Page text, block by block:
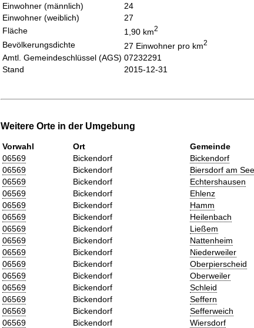
Einwohner (männlich)
24
Einwohner (weiblich)
27
Fläche
1,90 km2
Bevölkerungsdichte 27 Einwohner pro km2
Amtl. Gemeindeschlüssel (AGS) 07232291
Stand
2015-12-31
Weitere Orte in der Umgebung
Vorwahl Ort
Gemeinde
06569
Bickendorf
Bickendorf
06569
Bickendorf
Biersdorf am See
06569
Bickendorf
Echtershausen
06569
Bickendorf
Ehlenz
06569
Bickendorf
Hamm
06569
Bickendorf
Heilenbach
06569
Bickendorf
Ließem
06569
Bickendorf
Nattenheim
06569
Bickendorf
Niederweiler
06569
Bickendorf
Oberpierscheid
06569
Bickendorf
Oberweiler
06569
Bickendorf
Schleid
06569
Bickendorf
Seffern
06569
Bickendorf
Sefferweich
06569
Bickendorf
Wiersdorf